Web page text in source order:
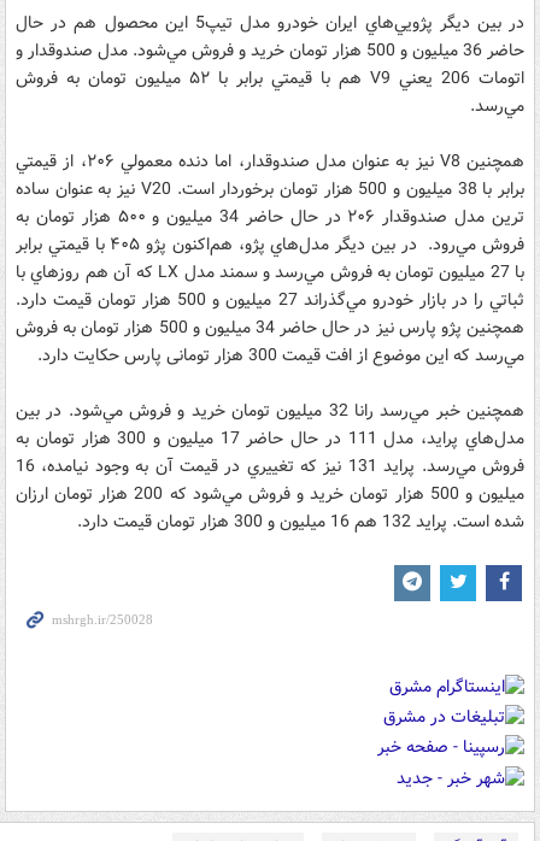
در بين ديگر پژويي‌هاي ايران خودرو مدل تيپ5 اين محصول هم در حال
حاضر 36 ميليون و 500 هزار تومان خريد و فروش مي‌شود. مدل صندوقدار و
اتومات 206 يعني V9 هم با قيمتي برابر با ۵۲ ميليون تومان به فروش
مي‌رسد.
همچنين V8 نيز به عنوان مدل صندوقدار، اما دنده معمولي ۲۰۶، از قيمتي
برابر با 38 ميليون و 500 هزار تومان برخوردار است. V20 نيز به عنوان ساده
ترين مدل صندوقدار ۲۰۶ در حال حاضر 34 ميليون و ۵۰۰ هزار تومان به
فروش مي‌رود. در بين ديگر مدل‌هاي پژو، هم‌اکنون پژو ۴۰۵ با قيمتي برابر
با 27 ميليون تومان به فروش مي‌رسد و سمند مدل LX که آن هم روزهاي با
ثباتي را در بازار خودرو مي‌گذراند 27 میلیون و 500 هزار تومان قیمت دارد.
همچنين پژو پارس نيز در حال حاضر 34 ميليون و 500 هزار تومان به فروش
مي‌رسد که اين موضوع از افت قيمت 300 هزار تومانی پارس حکايت دارد.
همچنين خبر مي‌رسد رانا 32 ميليون تومان خريد و فروش مي‌شود. در بين
مدل‌هاي پرايد، مدل 111 در حال حاضر 17 ميليون و 300 هزار تومان به
فروش مي‌رسد. پرايد 131 نيز که تغييري در قيمت آن به وجود نيامده، 16
ميليون و 500 هزار تومان خريد و فروش مي‌شود که 200 هزار تومان ارزان
شده است. پرايد 132 هم 16 ميليون و 300 هزار تومان قيمت دارد.